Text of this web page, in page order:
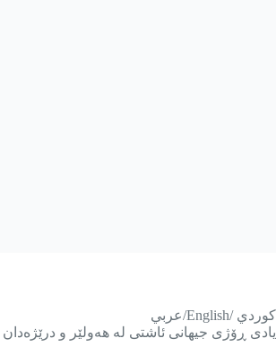
كوردي /English/عربي
یادی ڕۆژی جیهانی ئاشتی لە هەولێر و درێژەدان